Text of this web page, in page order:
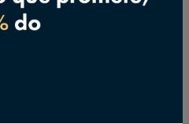
Presentes
Leandro Amaral